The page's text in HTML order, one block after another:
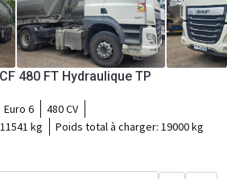
480 FT Hydraulique TP
Euro 6
480 CV
11541 kg Poids total à charger: 19000 kg